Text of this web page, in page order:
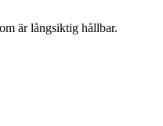
är långsiktig hållbar.